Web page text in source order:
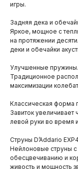
игры.
Задняя дека и
Яркое, мощное с
на протяжении
деки и обечайки
Улучшенные пружины.
Традиционное
максимизации
Классическая форма
Завиток
левой руки во время
Струны D’Addario
Нейлоновые струны с
обесцвечиванию и
живость и мощность